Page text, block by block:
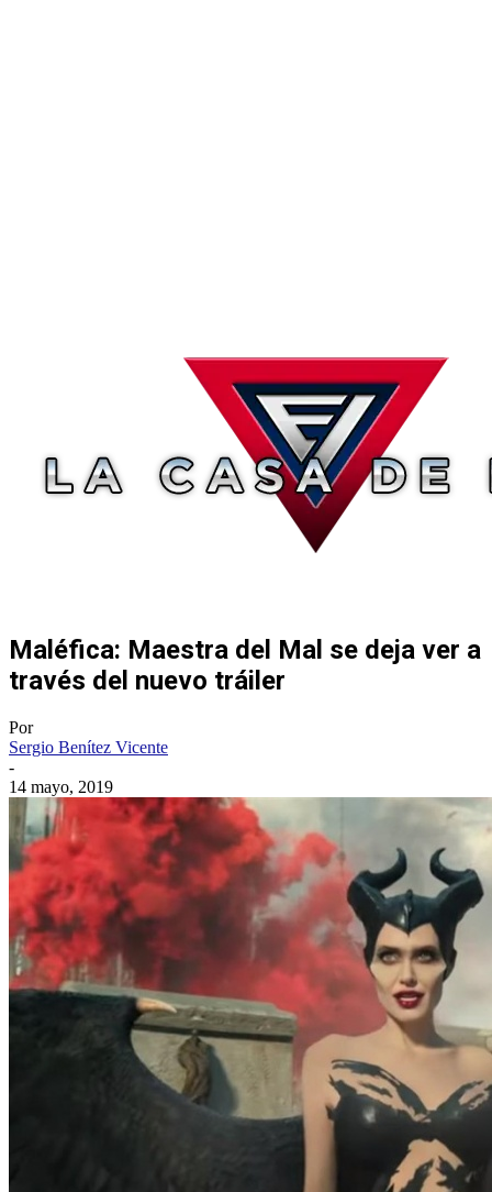
Maléfica: Maestra del Mal se deja ver a
través del nuevo tráiler
Por
Sergio Benítez Vicente
-
14 mayo, 2019